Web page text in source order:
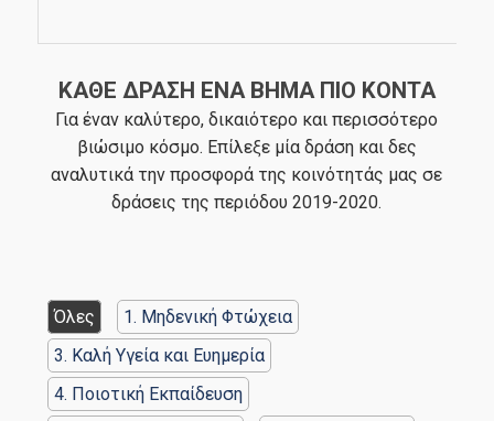
ΚΑΘΕ ΔΡΑΣΗ ΕΝΑ ΒΗΜΑ ΠΙΟ ΚΟΝΤΑ
Για έναν καλύτερο, δικαιότερο και περισσότερο
βιώσιμο κόσμο. Επίλεξε μία δράση και δες
αναλυτικά την προσφορά της κοινότητάς μας σε
δράσεις της περιόδου 2019-2020.
Όλες
1. Μηδενική Φτώχεια
3. Καλή Υγεία και Ευημερία
4. Ποιοτική Εκπαίδευση